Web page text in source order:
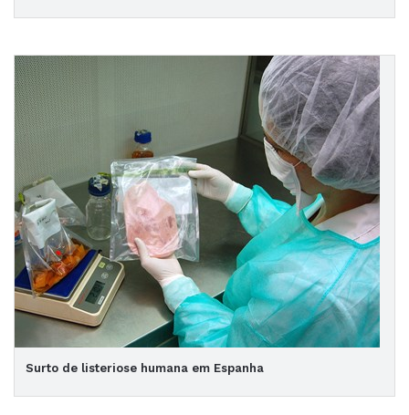
Surto de listeriose humana em Espanha